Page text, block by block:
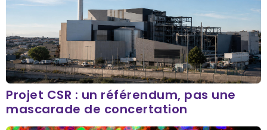
Projet CSR : un référendum, pas une
mascarade de concertation